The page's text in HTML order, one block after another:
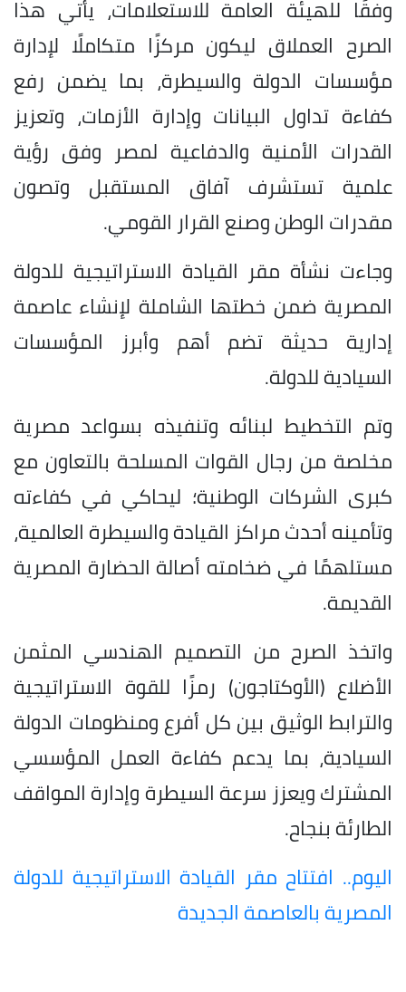
وفقًا للهيئة العامة للاستعلامات، يأتي هذا
الصرح العملاق ليكون مركزًا متكاملًا لإدارة
مؤسسات الدولة والسيطرة، بما يضمن رفع
كفاءة تداول البيانات وإدارة الأزمات، وتعزيز
القدرات الأمنية والدفاعية لمصر وفق رؤية
علمية تستشرف آفاق المستقبل وتصون
مقدرات الوطن وصنع القرار القومي.
وجاءت نشأة مقر القيادة الاستراتيجية للدولة
المصرية ضمن خطتها الشاملة لإنشاء عاصمة
إدارية حديثة تضم أهم وأبرز المؤسسات
السيادية للدولة.
وتم التخطيط لبنائه وتنفيذه بسواعد مصرية
مخلصة من رجال القوات المسلحة بالتعاون مع
كبرى الشركات الوطنية؛ ليحاكي في كفاءته
وتأمينه أحدث مراكز القيادة والسيطرة العالمية،
مستلهمًا في ضخامته أصالة الحضارة المصرية
القديمة.
واتخذ الصرح من التصميم الهندسي المثمن
الأضلاع (الأوكتاجون) رمزًا للقوة الاستراتيجية
والترابط الوثيق بين كل أفرع ومنظومات الدولة
السيادية، بما يدعم كفاءة العمل المؤسسي
المشترك ويعزز سرعة السيطرة وإدارة المواقف
الطارئة بنجاح.
اليوم.. افتتاح مقر القيادة الاستراتيجية للدولة
المصرية بالعاصمة الجديدة